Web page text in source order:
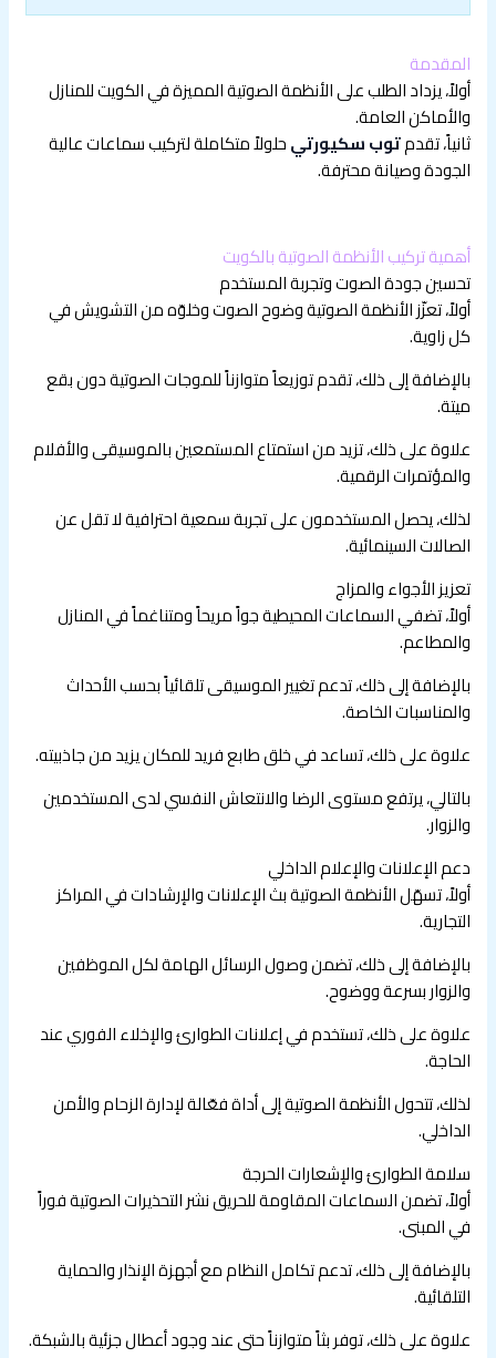
المقدمة
أولاً، يزداد الطلب على الأنظمة الصوتية المميزة في الكويت للمنازل
والأماكن العامة.
ثانياً، تقدمتوب سكيورتيحلولاً متكاملة لتركيب سماعات عالية
الجودة وصيانة محترفة.
أهمية تركيب الأنظمة الصوتية بالكويت
تحسين جودة الصوت وتجربة المستخدم
أولاً، تعزّز الأنظمة الصوتية وضوح الصوت وخلوّه من التشويش في
كل زاوية.
بالإضافة إلى ذلك، تقدم توزيعاً متوازناً للموجات الصوتية دون بقع
ميتة.
علاوة على ذلك، تزيد من استمتاع المستمعين بالموسيقى والأفلام
والمؤتمرات الرقمية.
لذلك، يحصل المستخدمون على تجربة سمعية احترافية لا تقل عن
الصالات السينمائية.
تعزيز الأجواء والمزاج
أولاً، تضفي السماعات المحيطية جواً مريحاً ومتناغماً في المنازل
والمطاعم.
بالإضافة إلى ذلك، تدعم تغيير الموسيقى تلقائياً بحسب الأحداث
والمناسبات الخاصة.
علاوة على ذلك، تساعد في خلق طابع فريد للمكان يزيد من جاذبيته.
بالتالي، يرتفع مستوى الرضا والانتعاش النفسي لدى المستخدمين
والزوار.
دعم الإعلانات والإعلام الداخلي
أولاً، تسهّل الأنظمة الصوتية بث الإعلانات والإرشادات في المراكز
التجارية.
بالإضافة إلى ذلك، تضمن وصول الرسائل الهامة لكل الموظفين
والزوار بسرعة ووضوح.
علاوة على ذلك، تستخدم في إعلانات الطوارئ والإخلاء الفوري عند
الحاجة.
لذلك، تتحول الأنظمة الصوتية إلى أداة فعّالة لإدارة الزحام والأمن
الداخلي.
سلامة الطوارئ والإشعارات الحرجة
أولاً، تضمن السماعات المقاومة للحريق نشر التحذيرات الصوتية فوراً
في المبنى.
بالإضافة إلى ذلك، تدعم تكامل النظام مع أجهزة الإنذار والحماية
التلقائية.
علاوة على ذلك، توفر بثاً متوازناً حتى عند وجود أعطال جزئية بالشبكة.